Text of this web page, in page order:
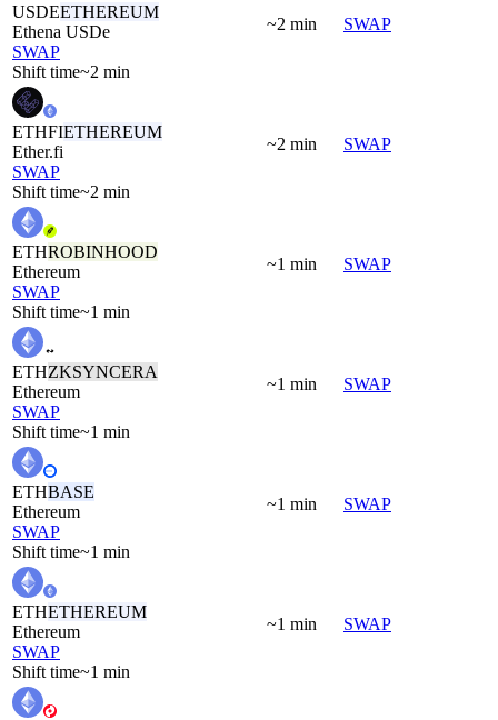
USDEETHEREUM
Ethena USDe
SWAP
Shift time~2 min
~2 min SWAP
ETHFIETHEREUM
Ether.fi
SWAP
Shift time~2 min
~2 min SWAP
ETHROBINHOOD
Ethereum
SWAP
Shift time~1 min
~1 min SWAP
ETHZKSYNCERA
Ethereum
SWAP
Shift time~1 min
~1 min SWAP
ETHBASE
Ethereum
SWAP
Shift time~1 min
~1 min SWAP
ETHETHEREUM
Ethereum
SWAP
Shift time~1 min
~1 min SWAP